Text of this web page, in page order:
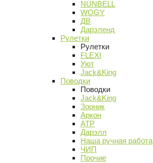
NUNBELL
WOGY
ДВ
Дарэленд
Рулетки
Рулетки
FLEXI
Уют
Jack&King
Поводки
Поводки
Jack&King
Зооник
Аркон
АТР
Дарэлл
Наша ручная работа
ЧИП
Прочие